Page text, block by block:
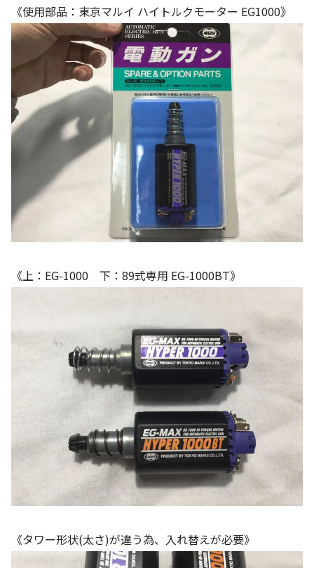
《使用部品：東京マルイ ハイトルクモーター EG1000》
《上：EG-1000 下：89式専用 EG-1000BT》
《タワー形状(太さ)が違う為、入れ替えが必要》